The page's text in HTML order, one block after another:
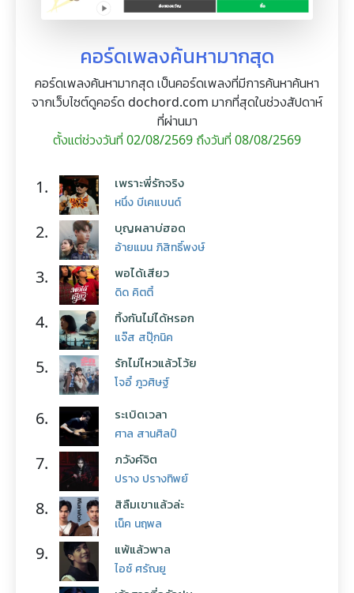
คอร์ดเพลงค้นหามากสุด
คอร์ดเพลงค้นหามากสุด เป็นคอร์ดเพลงที่มีการค้นหาค้นหา
จากเว็บไซต์ดูคอร์ด dochord.com มากที่สุดในช่วงสัปดาห์
ที่ผ่านมา
ตั้งแต่ช่วงวันที่ 02/08/2569 ถึงวันที่ 08/08/2569
1. เพราะพี่รักจริง
หนึ่ง บีเคแบนด์
2. บุญผลาบ่ฮอด
อ้ายแมน ภิสิทธิ์พงษ์
3. พอได้เสียว
ดิด คิตตี้
4. ทิ้งกันไม่ได้หรอก
แจ๊ส สปุ๊กนิค
5. รักไม่ไหวแล้วโว้ย
โจอี้ ภูวศิษฐ์
6. ระเบิดเวลา
ศาล สานศิลป์
7. ภวังค์จิต
ปราง ปรางทิพย์
8. สิลืมเขาแล้วล่ะ
เน็ค นฤพล
9. แพ้แล้วพาล
ไอซ์ ศรัณยู